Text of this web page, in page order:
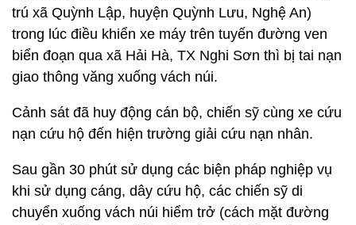
trú xã Quỳnh Lập, huyện Quỳnh Lưu, Nghệ An)
trong lúc điều khiển xe máy trên tuyến đường ven
biển đoạn qua xã Hải Hà, TX Nghi Sơn thì bị tai nạn
giao thông văng xuống vách núi.
Cảnh sát đã huy động cán bộ, chiến sỹ cùng xe cứu
nạn cứu hộ đến hiện trường giải cứu nạn nhân.
Sau gần 30 phút sử dụng các biện pháp nghiệp vụ
khi sử dụng cáng, dây cứu hộ, các chiến sỹ di
chuyển xuống vách núi hiểm trở (cách mặt đường